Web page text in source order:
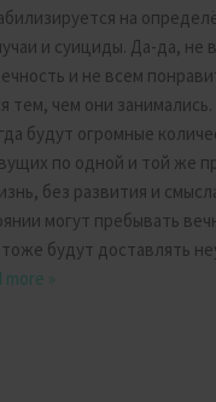
на
и суициды. Да-да, не
и не всем
тем, чем они
будут огромные
по одной и той же
без развития и
могут пребывать
будут доставлять
more »